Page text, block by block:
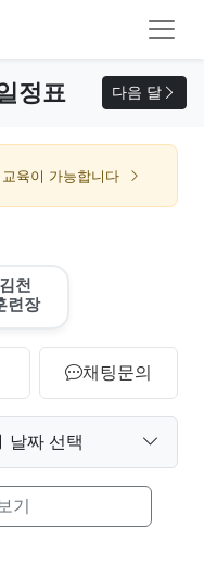
정표 다음 달
육이 가능합니다
김천
련장
채팅문의
날짜 선택
기